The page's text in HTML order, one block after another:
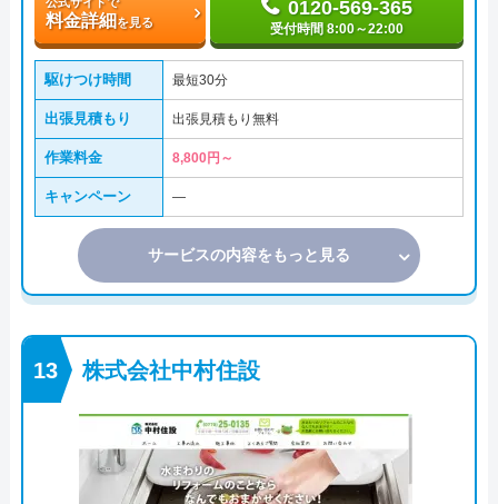
料金詳細を見る
0120-569-365
受付時間 8:00～22:00
駆けつけ時間 最短30分
出張見積もり 出張見積もり無料
作業料金 8,800円～
キャンペーン ―
サービスの内容をもっと見る
株式会社中村住設